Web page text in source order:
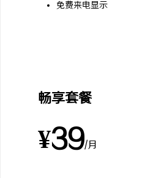
免费来电显示
畅享套餐
¥39/月